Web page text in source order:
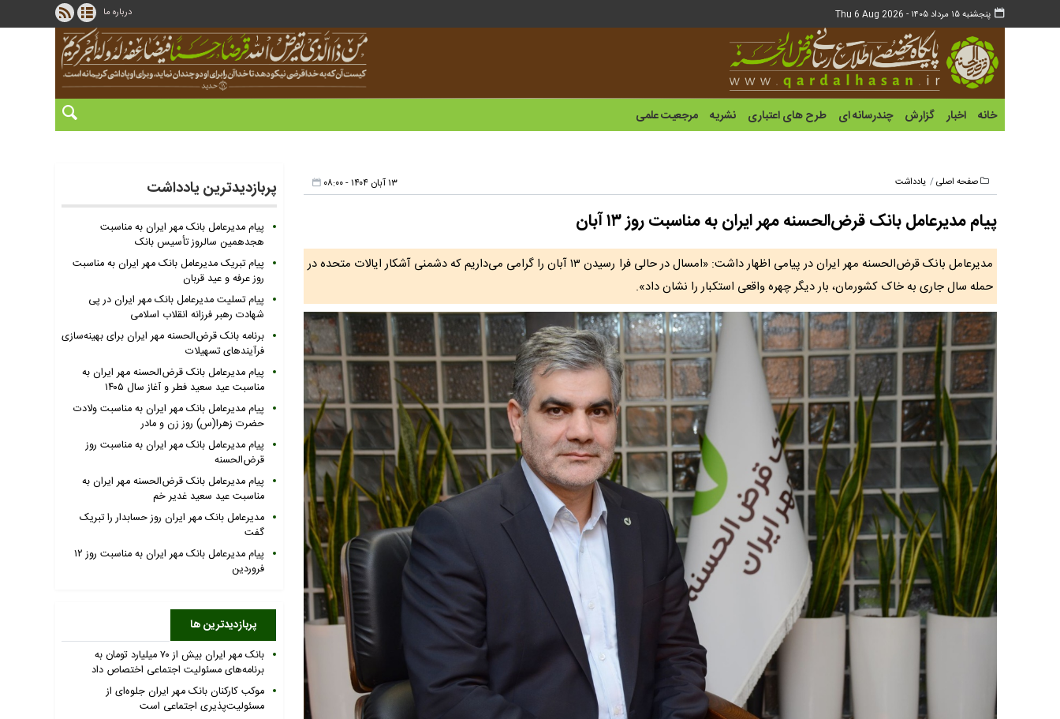
پنجشنبه ۱۵ مرداد ۱۴۰۵ - Thu 6 Aug 2026 درباره ما
خانه اخبار گزارش چندرسانه ای طرح های اعتباری نشریه مرجعیت علمی
صفحه اصلی یادداشت ۱۳ آبان ۱۴۰۴ - ۰۸:۰۰
پیام مدیرعامل بانک قرض‌الحسنه مهر ایران به مناسبت روز ۱۳ آبان
مدیرعامل بانک قرض‌الحسنه مهر ایران در پیامی اظهار داشت: «امسال در حالی فرا رسیدن ۱۳ آبان را گرامی می‌داریم که دشمنی آشکار ایالات متحده در
حمله سال جاری به خاک کشورمان، بار دیگر چهره واقعی استکبار را نشان داد».
پربازدیدترین یادداشت
پیام مدیرعامل بانک مهر ایران به مناسبت
هجدهمین سالروز تأسیس بانک
پیام تبریک مدیرعامل بانک مهر ایران به مناسبت
روز عرفه و عید قربان
پیام تسلیت مدیرعامل بانک مهر ایران در پی
شهادت رهبر فرزانه انقلاب اسلامی
برنامه بانک قرض‌الحسنه مهر ایران برای بهینه‌سازی
فرآیندهای تسهیلات
پیام مدیرعامل بانک قرض‌الحسنه مهر ایران به
مناسبت عید سعید فطر و آغاز سال ۱۴۰۵
پیام مدیرعامل بانک مهر ایران به مناسبت ولادت
حضرت زهرا(س) روز زن و مادر
پیام مدیرعامل بانک مهر ایران به مناسبت روز
قرض‌الحسنه
پیام مدیرعامل بانک قرض‌الحسنه مهر ایران به
مناسبت عید سعید غدیر خم
مدیرعامل بانک مهر ایران روز حسابدار را تبریک
گفت
پیام مدیرعامل بانک مهر ایران به مناسبت روز ۱۲
فروردین
پربازدیدترین ها
بانک مهر ایران بیش از ۷۰ میلیارد تومان به
برنامه‌های مسئولیت اجتماعی اختصاص داد
موکب کارکنان بانک مهر ایران جلوه‌ای از
مسئولیت‌پذیری اجتماعی است